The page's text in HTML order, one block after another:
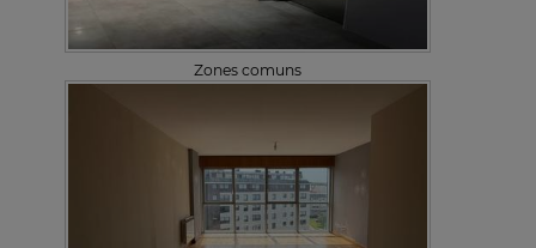
Zones comuns